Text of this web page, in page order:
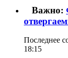
Важно:
Последнее
18:15